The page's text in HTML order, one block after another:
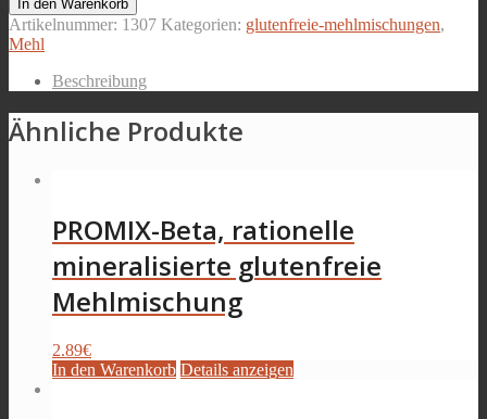
In den Warenkorb
Artikelnummer: 1307 Kategorien: glutenfreie-mehlmischungen,
Mehl
Beschreibung
Ähnliche Produkte
PROMIX-Beta, rationelle
mineralisierte glutenfreie
Mehlmischung
2.89€
In den Warenkorb Details anzeigen